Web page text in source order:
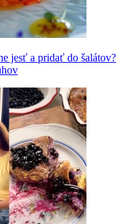
jesť a pridať do šalátov?